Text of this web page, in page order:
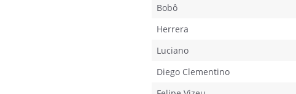
Bobô
Herrera
Luciano
Diego Clementino